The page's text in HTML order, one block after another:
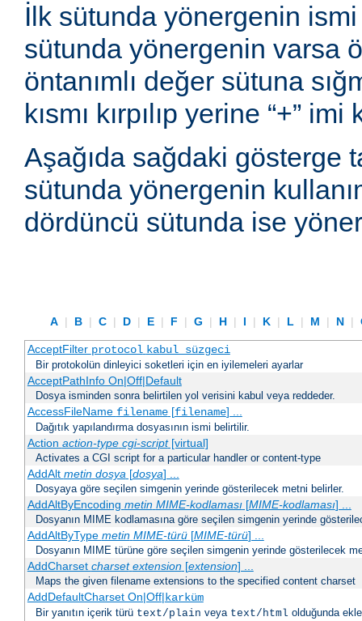
İlk sütunda yönergenin
sütunda yönergenin varsa
öntanımlı değer sütuna
kısmı kırpılıp yerine “+”
Aşağıda sağdaki gösterge
sütunda yönergenin
dördüncü sütunda ise
A | B | C | D | E | F | G | H | I | K | L | M | N |
AcceptFilter protocol kabul_süzgeci
Bir protokolün dinleyici soketleri için en iyilemeleri ayarlar
AcceptPathInfo On|Off|Default
Dosya isminden sonra belirtilen yol verisini kabul veya reddeder.
AccessFileName filename[filename] ...
Dağıtık yapılandırma dosyasının ismi belirtilir.
Action action-type cgi-script[virtual]
Activates a CGI script for a particular handler or content-type
AddAlt metin dosya[dosya] ...
Dosyaya göre seçilen simgenin yerinde gösterilecek metni belirler.
AddAltByEncoding metin MIME-kodlaması[MIME-kodlaması] ...
Dosyanın MIME kodlamasına göre seçilen simgenin yerinde
AddAltByType metin MIME-türü[MIME-türü] ...
Dosyanın MIME türüne göre seçilen simgenin yerinde gösterilecek
AddCharset charset extension[extension] ...
Maps the given filename extensions to the specified content charset
AddDefaultCharset On|Off|karküm
Bir yanıtın içerik türü text/plain veya text/html olduğunda